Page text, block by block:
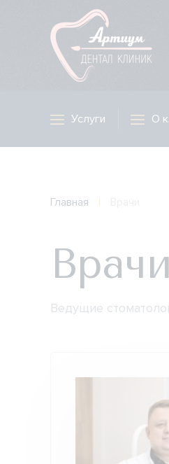
Услуги О
Главная
Врачи
Ведущие